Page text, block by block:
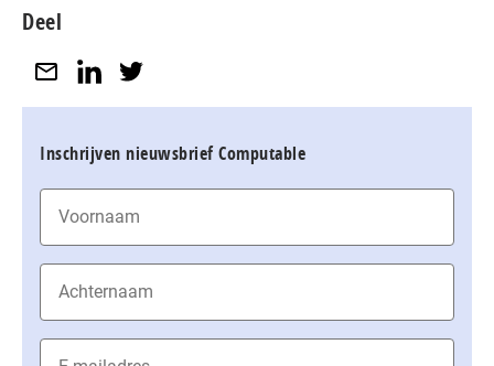
Deel
Inschrijven nieuwsbrief Computable